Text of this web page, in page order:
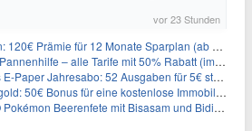
vor 23 Stunden
Prämie für 12 Monate Sparplan (ab 100€/Monat)
– alle Tarife mit 50% Rabatt (im ersten Jahr)
Jahresabo: 52 Ausgaben für 5€ statt 207,48€ – per Formular kündbar!
50€ Bonus für eine kostenlose Immobilienbewertung
Beerenfete mit Bisasam und Bidiza für 14,99€